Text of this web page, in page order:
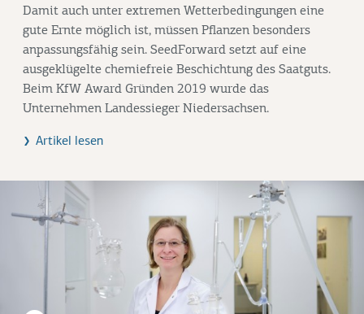
Damit auch unter extremen Wetterbedingungen eine
gute Ernte möglich ist, müssen Pflanzen besonders
anpassungsfähig sein. SeedForward setzt auf eine
ausgeklügelte chemiefreie Beschichtung des Saatguts.
Beim KfW Award Gründen 2019 wurde das
Unternehmen Landessieger Niedersachsen.
Artikel lesen